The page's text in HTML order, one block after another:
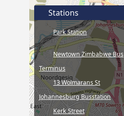
Stations
Park Station
Newtown Zimbabwe Bus
Terminus
13 Wolmarans St
Johannesburg Busstation
Kerk Street